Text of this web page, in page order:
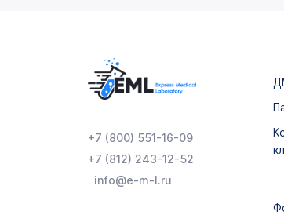
+7 (800) 551-16-09
+7 (812) 243-12-52
info@e-m-l.ru